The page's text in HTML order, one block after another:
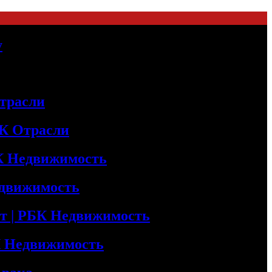
Отрасли
Недвижимость
| РБК Недвижимость
Недвижимость